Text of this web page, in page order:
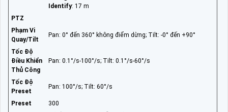
Identify: 17 m
PTZ
Phạm Vi
Quay/Tilt
Pan: 0° đến 360° không điểm dừng; Tilt: -0° đến +90°
Tốc Độ
Điều Khiển
Thủ Công
Pan: 0.1°/s-100°/s; Tilt: 0.1°/s-60°/s
Tốc Độ
Preset
Pan: 100°/s; Tilt: 60°/s
Preset
300